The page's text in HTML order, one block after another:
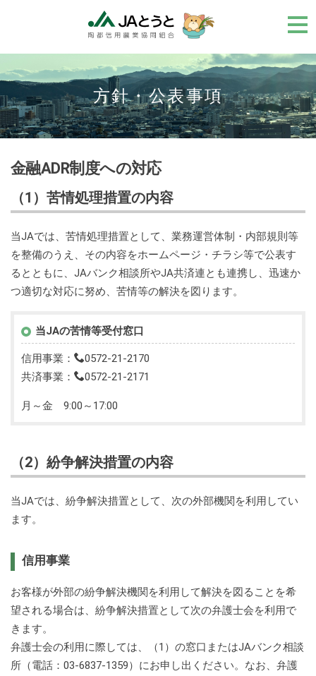
メ
ニ
方針・公表事項
金融ADR制度への対応
（1）苦情処理措置の内容
当JAでは、苦情処理措置として、業務運営体制・内部規則等
を整備のうえ、その内容をホームページ・チラシ等で公表す
るとともに、JAバンク相談所やJA共済連とも連携し、迅速か
つ適切な対応に努め、苦情等の解決を図ります。
当JAの苦情等受付窓口
信用事業：
0572-21-2170
共済事業：
0572-21-2171
月～金 9:00～17:00
（2）紛争解決措置の内容
当JAでは、紛争解決措置として、次の外部機関を利用してい
ます。
信用事業
お客様が外部の紛争解決機関を利用して解決を図ることを希
望される場合は、紛争解決措置として次の弁護士会を利用で
きます。
弁護士会の利用に際しては、（1）の窓口またはJAバンク相談
所（電話：03-6837-1359）にお申し出ください。なお、弁護